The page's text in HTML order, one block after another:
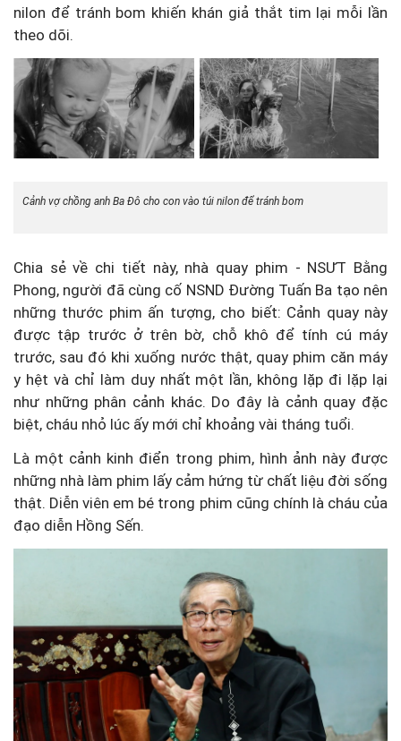
nilon để tránh bom khiến khán giả thắt tim lại mỗi lần
theo dõi.
Cảnh vợ chồng anh Ba Đô cho con vào túi nilon để tránh bom
Chia sẻ về chi tiết này, nhà quay phim - NSƯT Bằng
Phong, người đã cùng cố NSND Đường Tuấn Ba tạo nên
những thước phim ấn tượng, cho biết: Cảnh quay này
được tập trước ở trên bờ, chỗ khô để tính cú máy
trước, sau đó khi xuống nước thật, quay phim căn máy
y hệt và chỉ làm duy nhất một lần, không lặp đi lặp lại
như những phân cảnh khác. Do đây là cảnh quay đặc
biệt, cháu nhỏ lúc ấy mới chỉ khoảng vài tháng tuổi.
Là một cảnh kinh điển trong phim, hình ảnh này được
những nhà làm phim lấy cảm hứng từ chất liệu đời sống
thật. Diễn viên em bé trong phim cũng chính là cháu của
đạo diễn Hồng Sến.